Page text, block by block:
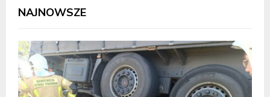
NAJNOWSZE